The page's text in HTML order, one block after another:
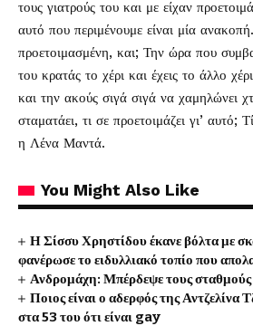
τους γιατρούς του και με είχαν
αυτό που περιμένουμε είναι μία
προετοιμασμένη, και; Την ώρα που
του κρατάς το χέρι και έχεις το άλλο
και την ακούς σιγά σιγά να χαμηλώνει
σταματάει, τι σε προετοιμάζει γι’ αυτό;
η Λένα Μαντά.
You Might Also Like
Η Σίσσυ Χρηστίδου έκανε βόλτα με
φανέρωσε το ειδυλλιακό τοπίο που
Ανδρομάχη: Μπέρδεψε τους σταθμούς
Ποιος είναι ο αδερφός της Αντζελίνα
στα 53 του ότι είναι gay